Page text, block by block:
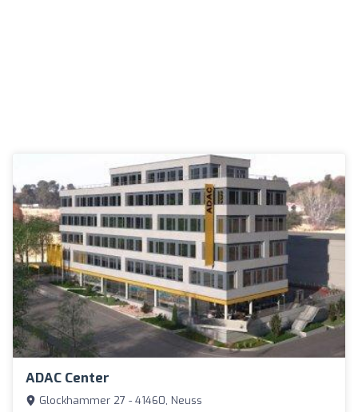
ADAC Center
Glockhammer 27 - 41460, Neuss